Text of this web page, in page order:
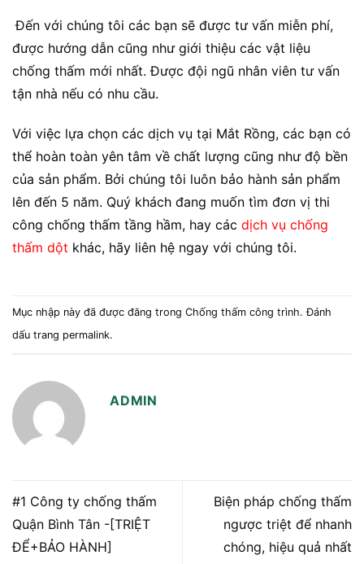
Đến với chúng tôi các bạn sẽ được tư vấn miễn phí,
được hướng dẫn cũng như giới thiệu các vật liệu
chống thấm mới nhất. Được đội ngũ nhân viên tư vấn
tận nhà nếu có nhu cầu.
Với việc lựa chọn các dịch vụ tại Mắt Rồng, các bạn có
thể hoàn toàn yên tâm về chất lượng cũng như độ bền
của sản phẩm. Bởi chúng tôi luôn bảo hành sản phẩm
lên đến 5 năm. Quý khách đang muốn tìm đơn vị thi
công chống thấm tầng hầm, hay các dịch vụ chống
thấm dột khác, hãy liên hệ ngay với chúng tôi.
Mục nhập này đã được đăng trong Chống thấm công trình. Đánh
dấu trang permalink.
ADMIN
#1 Công ty chống thấm
Quận Bình Tân -[TRIỆT
ĐỂ+BẢO HÀNH]
Biện pháp chống thấm
ngược triệt để nhanh
chóng, hiệu quả nhất